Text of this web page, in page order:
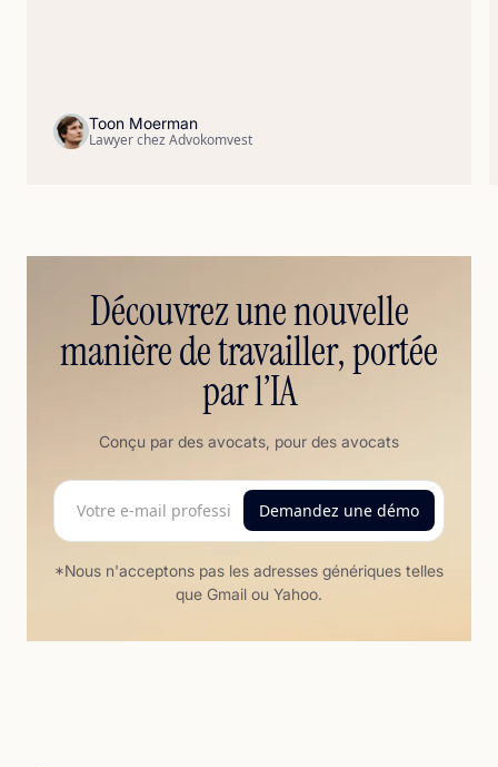
Toon Moerman
Lawyer chez Advokomvest
Découvrez une nouvelle
manière de travailler, portée
par l’IA
Conçu par des avocats, pour des avocats
*Nous n'acceptons pas les adresses génériques telles
que Gmail ou Yahoo.